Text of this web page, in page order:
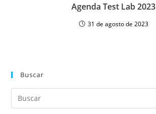
Agenda Test Lab 2023
31 de agosto de 2023
Buscar